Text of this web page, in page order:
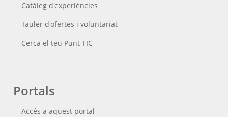
Catàleg d'experiències
Tauler d'ofertes i voluntariat
Cerca el teu Punt TIC
Portals
Accés a aquest portal